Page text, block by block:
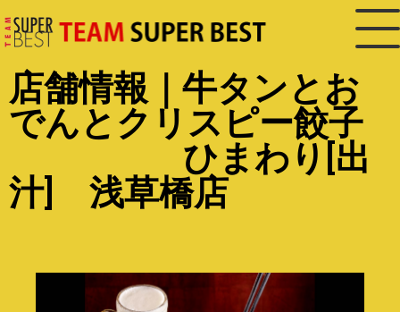
店舗情報｜牛タンとお
でんとクリスピー餃子
ひまわり[出
汁] 浅草橋店